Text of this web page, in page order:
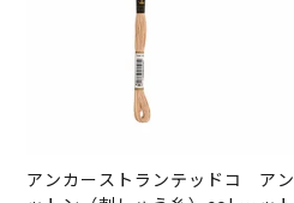
アンカーストランテッドコ
ア